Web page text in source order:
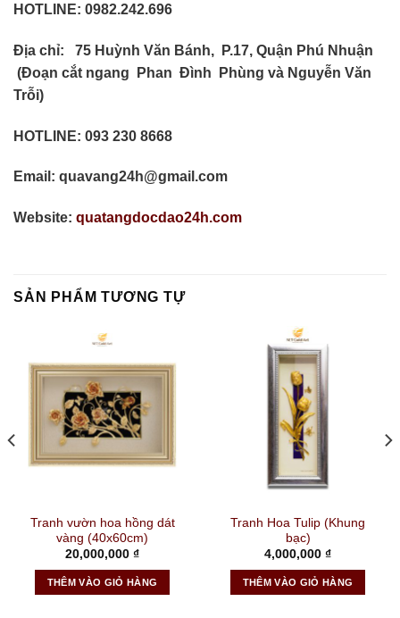
HOTLINE: 0982.242.696
Địa chỉ: 75 Huỳnh Văn Bánh, P.17, Quận Phú Nhuận
(Đoạn cắt ngang Phan Đình Phùng và Nguyễn Văn
Trỗi)
HOTLINE: 093 230 8668
Email: quavang24h@gmail.com
Website: quatangdocdao24h.com
SẢN PHẨM TƯƠNG TỰ
Tranh vườn hoa hồng dát
vàng (40x60cm)
20,000,000 ₫
THÊM VÀO GIỎ HÀNG
Tranh Hoa Tulip (Khung
bạc)
4,000,000 ₫
THÊM VÀO GIỎ HÀNG